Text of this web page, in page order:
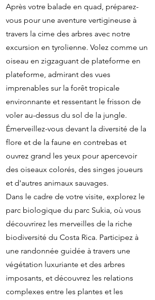
Après votre balade en quad, préparez-
vous pour une aventure vertigineuse à
travers la cime des arbres avec notre
excursion en tyrolienne. Volez comme un
oiseau en zigzaguant de plateforme en
plateforme, admirant des vues
imprenables sur la forêt tropicale
environnante et ressentant le frisson de
voler au-dessus du sol de la jungle.
Émerveillez-vous devant la diversité de la
flore et de la faune en contrebas et
ouvrez grand les yeux pour apercevoir
des oiseaux colorés, des singes joueurs
et d'autres animaux sauvages.
Dans le cadre de votre visite, explorez le
parc biologique du parc Sukia, où vous
découvrirez les merveilles de la riche
biodiversité du Costa Rica. Participez à
une randonnée guidée à travers une
végétation luxuriante et des arbres
imposants, et découvrez les relations
complexes entre les plantes et les